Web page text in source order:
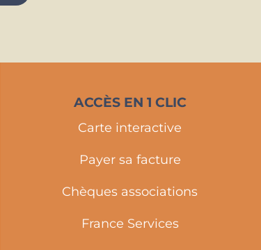
ACCÈS EN 1 CLIC
Carte interactive
Payer sa facture
Chèques associations
France Services